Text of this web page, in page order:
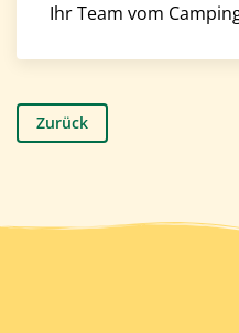
Ihr Team vom
Zurück